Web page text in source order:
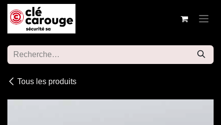
Se rendre au contenu
Tous les produits